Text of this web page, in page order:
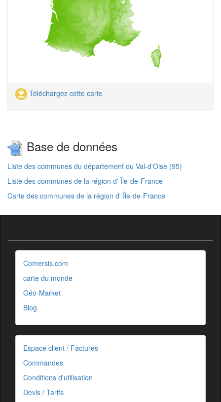
Téléchargez cette carte
Base de données
Liste des communes du département du Val-d'Oise (95)
Liste des communes de la région d' Île-de-France
Carte des communes de la région d' Île-de-France
Comersis.com
carte du monde
Géo-Market
Blog
Espace client / Factures
Commandes
Conditions d'utilisation
Devis / Tarifs